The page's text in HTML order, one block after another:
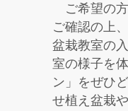
ご希望の方
ご確認の上
盆栽教室の
室の様子を
ン」をぜひ
せ植え盆栽